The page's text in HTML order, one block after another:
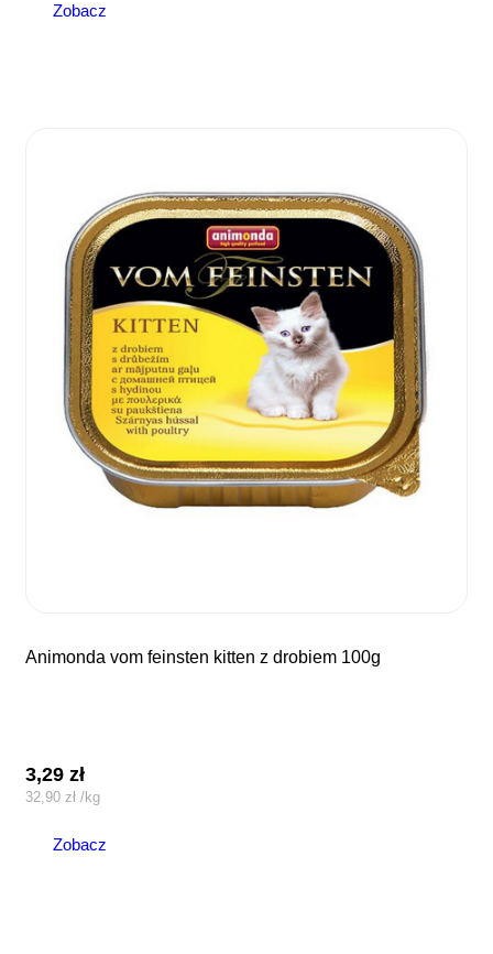
Zobacz
animonda vom feinsten kitten z drobiem 100g
3,29zł
32,90zł /kg
Zobacz